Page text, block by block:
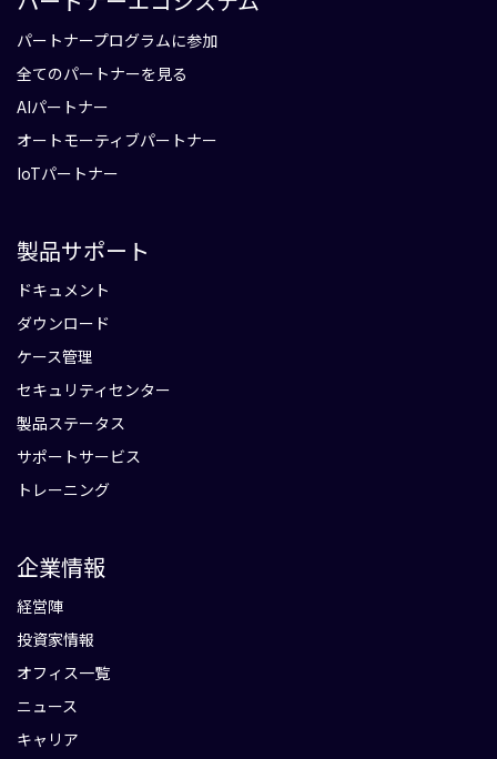
パートナープログラムに参加
全てのパートナーを見る
AIパートナー
オートモーティブパートナー
IoTパートナー
製品サポート
ドキュメント
ダウンロード
ケース管理
セキュリティセンター
製品ステータス
サポートサービス
トレーニング
企業情報
経営陣
投資家情報
オフィス一覧
ニュース
キャリア